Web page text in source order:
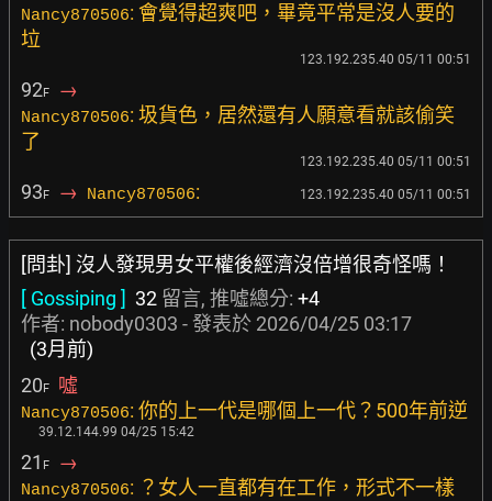
Nancy870506: 會覺得超爽吧，畢竟平常是沒人要的
垃
123.192.235.40 05/11 00:51
92F →
Nancy870506: 圾貨色，居然還有人願意看就該偷笑
了
123.192.235.40 05/11 00:51
93F → Nancy870506: 123.192.235.40 05/11 00:51
[問卦] 沒人發現男女平權後經濟沒倍增很奇怪嗎！
[ Gossiping ] 32 留言, 推噓總分: +4
作者: nobody0303 - 發表於 2026/04/25 03:17
(3月前)
20F 噓
Nancy870506: 你的上一代是哪個上一代？500年前逆
39.12.144.99 04/25 15:42
21 F →
Nancy870506: ？女人一直都有在工作，形式不一樣